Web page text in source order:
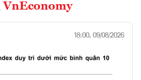
VnEconomy
18:00, 09/08/2026